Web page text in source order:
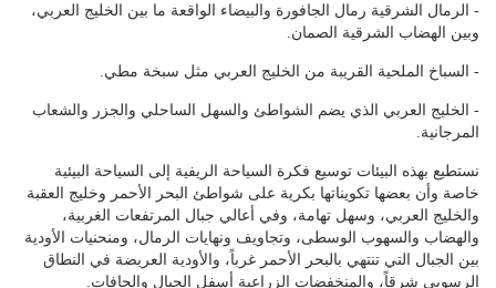
- الرمال الشرقية رمال الجافورة والبيضاء الواقعة ما بين الخليج العربي،
وبين الهضاب الشرقية الصمان.
- السباخ الملحية القريبة من الخليج العربي مثل سبخة مطي.
- الخليج العربي الذي يضم الشواطئ والسهل الساحلي والجزر والشعاب
المرجانية.
نستطيع بهذه البيئات توسيع فكرة السياحة الريفية إلى السياحة البيئية
خاصة وأن بعضها تكويناتها بكرية على شواطئ البحر الأحمر وخليج العقبة
والخليج العربي، وسهل تهامة، وفي أعالي جبال المرتفعات الغربية،
والهضاب والسهوب الوسطى، وتجاويف ونهايات الرمال، ومنحنيات الأودية
بين الجبال التي تنتهي بالبحر الأحمر غرباً، والأودية العريضة في النطاق
الرسوبي شرقاً، والمنخفضات الزراعية أسفل الجبال والحافات.